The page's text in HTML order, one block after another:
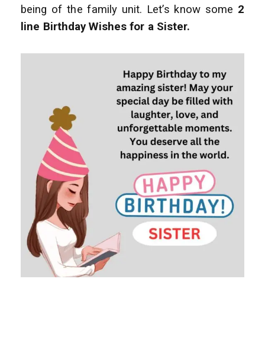
being of the family unit. Let’s know some 2
line Birthday Wishes for a Sister.